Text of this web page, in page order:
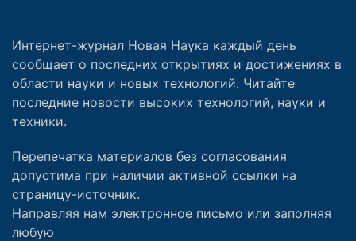
Интернет-журнал Новая Наука каждый день
сообщает о последних открытиях и достижениях в
области науки и новых технологий. Читайте
последние новости высоких технологий, науки и
техники.
Перепечатка материалов без согласования
допустима при наличии активной ссылки на
страницу-источник.
Направляя нам электронное письмо или заполняя
любую